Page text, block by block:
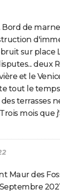
de marne
sur place
deux
et le
tout le temps
terrasses
mois que
Maur des